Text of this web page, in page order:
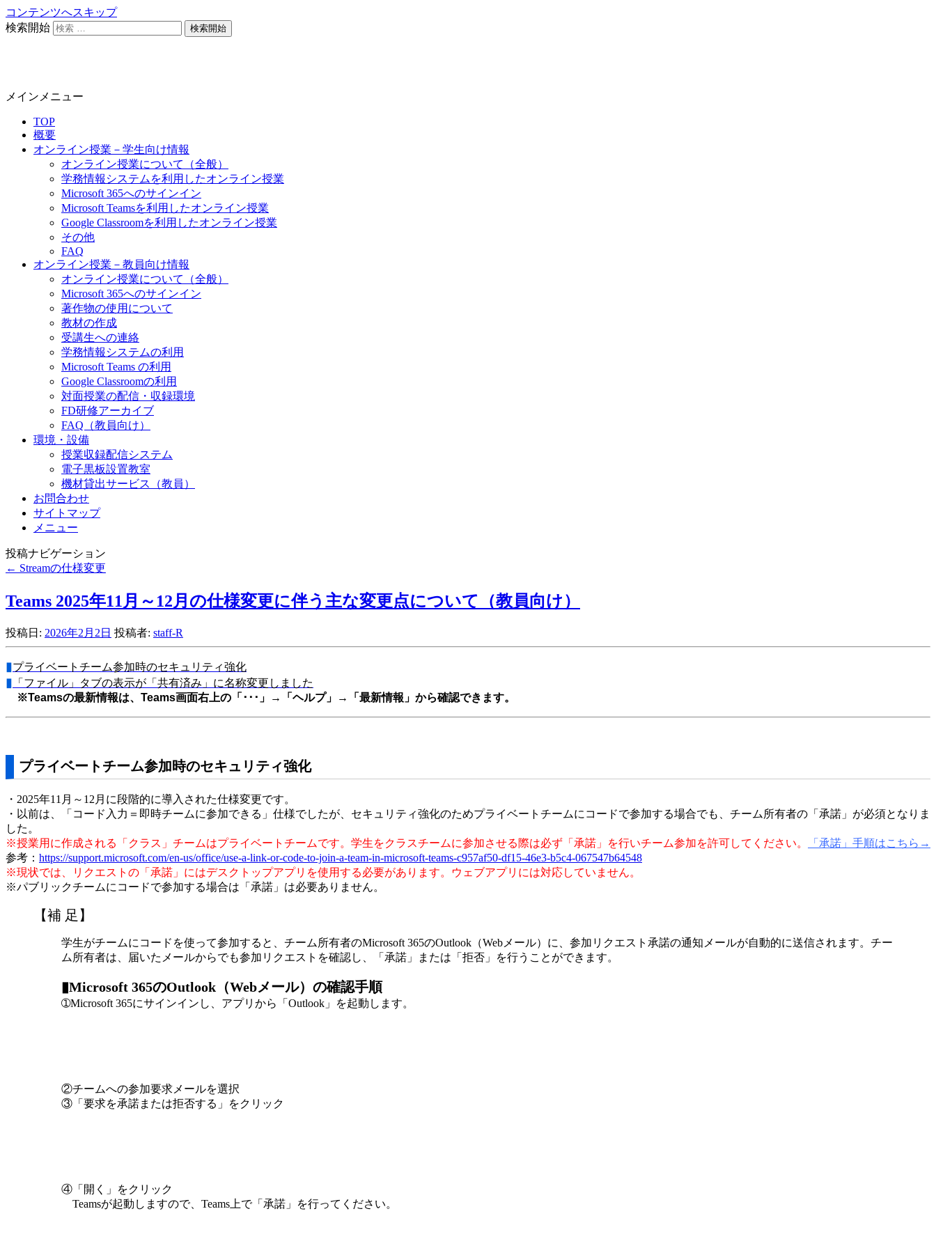
コンテンツへスキップ
静岡大学 オンライン教育担当
検索開始
メインメニュー
TOP
概要
オンライン授業－学生向け情報
オンライン授業について（全般）
学務情報システムを利用したオンライン授業
Microsoft 365へのサインイン
Microsoft Teamsを利用したオンライン授業
Google Classroomを利用したオンライン授業
その他
FAQ
オンライン授業－教員向け情報
オンライン授業について（全般）
Microsoft 365へのサインイン
著作物の使用について
教材の作成
受講生への連絡
学務情報システムの利用
Microsoft Teams の利用
Google Classroomの利用
対面授業の配信・収録環境
FD研修アーカイブ
FAQ（教員向け）
環境・設備
授業収録配信システム
電子黒板設置教室
機材貸出サービス（教員）
お問合わせ
サイトマップ
メニュー
投稿ナビゲーション
← Streamの仕様変更
Teams 2025年11月～12月の仕様変更に伴う主な変更点について（教員向け）
投稿日: 2026年2月2日 投稿者: staff-R
▮プライベートチーム参加時のセキュリティ強化
▮ 「ファイル」タブの表示が「共有済み」に名称変更しました
※Teamsの最新情報は、Teams画面右上の「･･･」→「ヘルプ」→「最新情報」から確認できます。
プライベートチーム参加時のセキュリティ強化
・2025年11月～12月に段階的に導入された仕様変更です。
・以前は、「コード入力＝即時チームに参加できる」仕様でしたが、セキュリティ強化のためプライベートチームにコードで参加する場合でも、チーム所有者の「承諾」が必須となりま
した。
※授業用に作成される「クラス」チームはプライベートチームです。学生をクラスチームに参加させる際は必ず「承諾」を行いチーム参加を許可してください。
「承諾」手順はこちら→
参考： https://support.microsoft.com/en-us/office/use-a-link-or-code-to-join-a-team-in-microsoft-teams-c957af50-df15-46e3-b5c4-067547b64548
※現状では、リクエストの「承諾」 にはデスクトップアプリを使用する必要があります。ウェブアプリには対応していません。
※パブリックチームにコードで参加する場合は「承諾」は必要ありません。
【補 足】
学生がチームにコードを使って参加すると、チーム所有者のMicrosoft 365のOutlook（Webメール）に、参加リクエスト承諾の通知メールが自動的に送信されます。チー
ム所有者は、届いたメールからでも参加リクエストを確認し、「承諾」または「拒否」を行うことができます。
▮Microsoft 365のOutlook（Webメール）の確認手順
➀Microsoft 365にサインインし、アプリから「Outlook」を起動します。
②チームへの参加要求メールを選択
③「要求を承諾または拒否する」をクリック
④「開く」をクリック
Teamsが起動しますので、Teams上で「承諾」を行ってください。